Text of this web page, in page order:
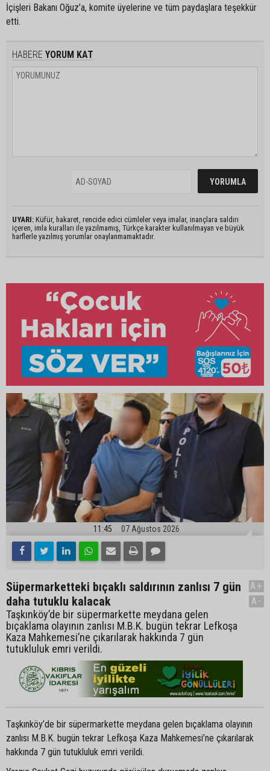
İçişleri Bakanı Oğuz’a, komite üyelerine ve tüm paydaşlara teşekkür
etti.
HABERE YORUM KAT
UYARI: Küfür, hakaret, rencide edici cümleler veya imalar, inançlara saldırı
içeren, imla kuralları ile yazılmamış, Türkçe karakter kullanılmayan ve büyük
harflerle yazılmış yorumlar onaylanmamaktadır.
11:45 07 Ağustos 2026
Süpermarketteki bıçaklı saldırının zanlısı 7 gün
daha tutuklu kalacak
Taşkınköy’de bir süpermarkette meydana gelen
bıçaklama olayının zanlısı M.B.K. bugün tekrar Lefkoşa
Kaza Mahkemesi’ne çıkarılarak hakkında 7 gün
tutukluluk emri verildi.
A+
A-
Taşkınköy’de bir süpermarkette meydana gelen bıçaklama olayının
zanlısı M.B.K. bugün tekrar Lefkoşa Kaza Mahkemesi’ne çıkarılarak
hakkında 7 gün tutukluluk emri verildi.